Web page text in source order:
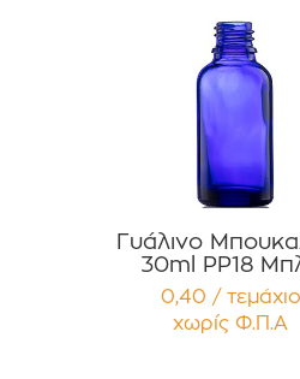
Γυάλινο
30ml PP18
Κοβαλτίου για
Έλαια
Αρώματα Συσκευασία
0,40 / τεμάχιο
χωρίς Φ.Π.Α